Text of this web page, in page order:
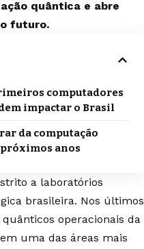
quântica e abre
futuro.
computadores
impactar o Brasil
da computação
anos
a laboratórios
brasileira. Nos últimos
operacionais da
uma das áreas mais